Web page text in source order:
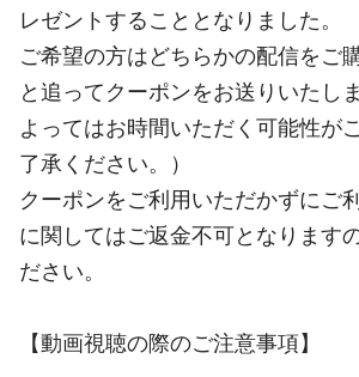
レゼントすることとなりました。
ご希望の方はどちらかの配信をご
と追ってクーポンをお送りいたし
よってはお時間いただく可能性が
了承ください。）
クーポンをご利用いただかずにご
に関してはご返金不可となります
ださい。
【動画視聴の際のご注意事項】